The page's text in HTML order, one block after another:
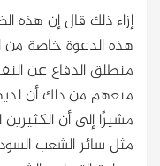
إزاء ذلك قال إن
هذه الدعوة خاصة
منطلق الدفاع عن
منعهم من ذلك أن
مشيرًا إلى أن
مثل سائر الشعب